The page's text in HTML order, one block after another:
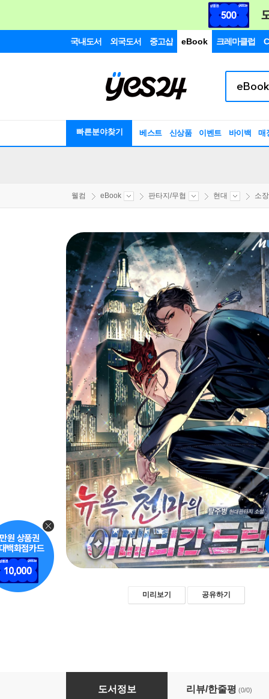
국내도서 외국도서 중고샵 eBook 크레마클럽
빠른분야찾기 베스트 신상품 이벤트 바이백 매
웰컴 eBook 판타지/무협 현대 소장
미리보기 공유하기
뉴욕천마의 아메리칸 드림 1권
도서정보 리뷰/한줄평 (0/0)